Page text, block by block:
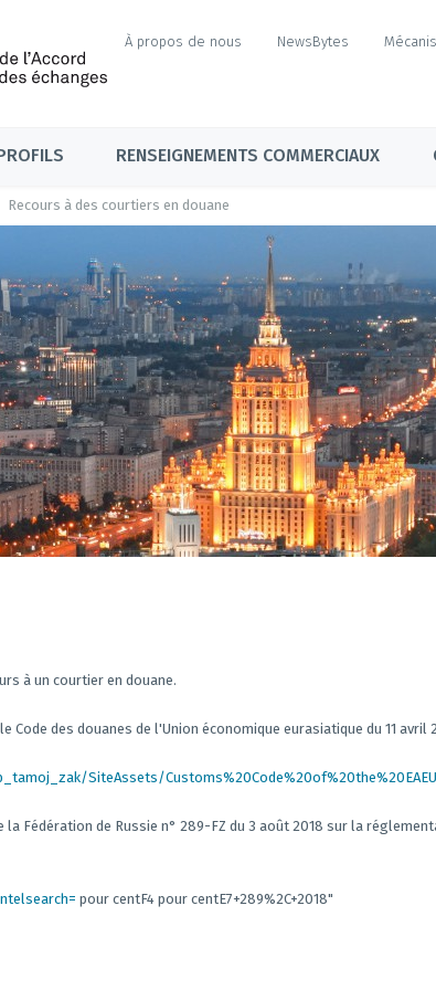
À propos de nous NewsBytes
RENSEIGNEMENTS COMMERCIAUX
Recours à des courtiers en douane
à un courtier en douane.
des douanes de l'Union économique eurasiatique du 11 avril
SiteAssets/
Fédération de Russie n° 289-FZ du 3 août 2018 sur la
pour centF4 pour centE7+289%2C+2018"